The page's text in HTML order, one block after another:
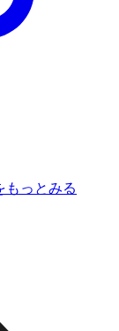
もっとみる